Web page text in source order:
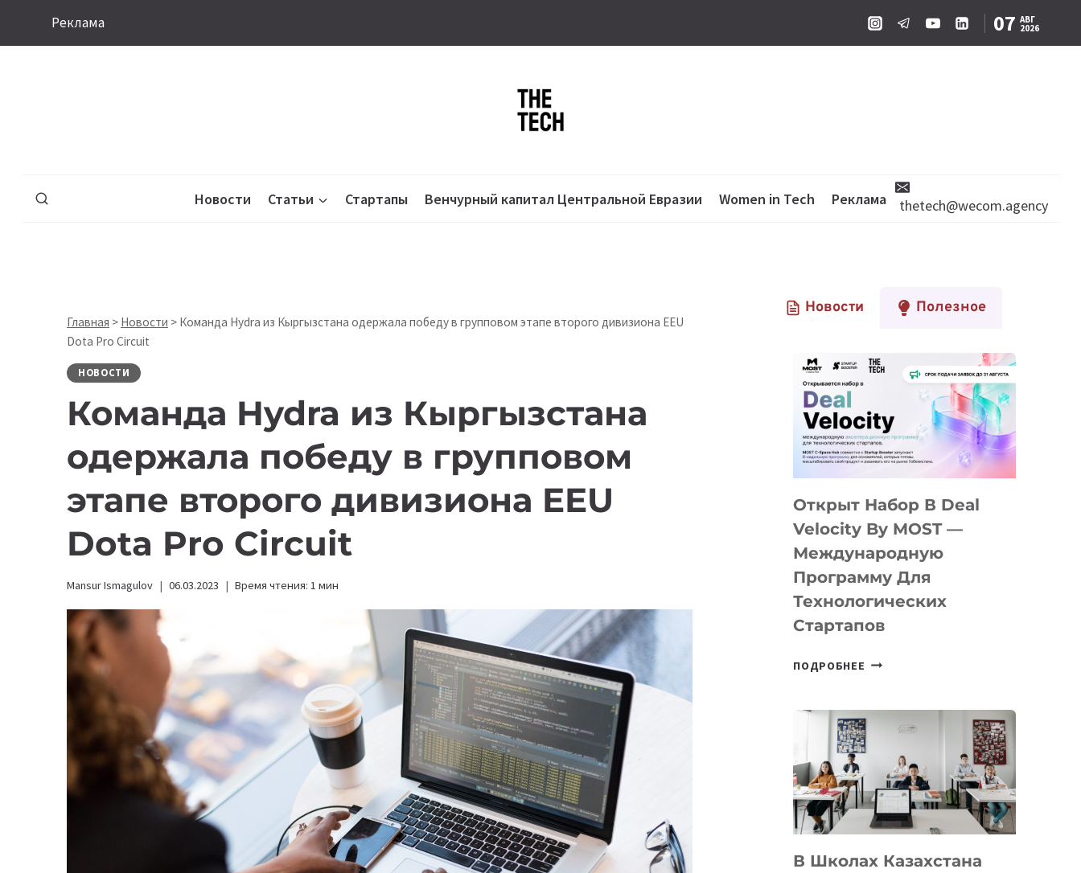
Реклама 07 АВГ
2026
Новости Статьи Стартапы Венчурный капитал Центральной Евразии Women in Tech Реклама thetech@wecom.agency
Главная > Новости > Команда Hydra из Кыргызстана одержала победу в групповом этапе второго дивизиона EEU
Dota Pro Circuit
НОВОСТИ
Команда Hydra из Кыргызстана
одержала победу в групповом
этапе второго дивизиона EEU
Dota Pro Circuit
Mansur Ismagulov 06.03.2023 Время чтения: 1 мин
Новости Полезное
Открыт Набор В Deal
Velocity By MOST —
Международную
Программу Для
Технологических
Стартапов
ПОДРОБНЕЕ ОТКРЫТ
DEAL
VELOCITY
MOST
—
МЕЖДУНАРОДНУЮ
ДЛЯ
В Школах Казахстана